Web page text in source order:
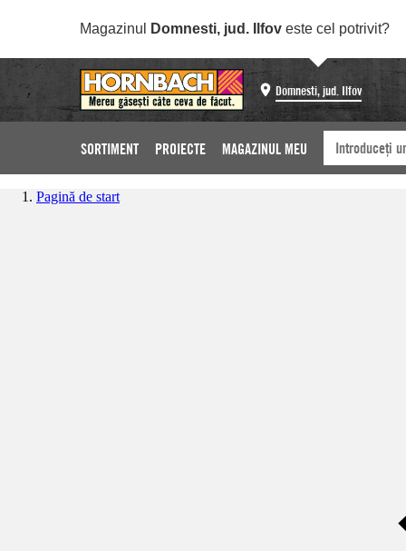
Magazinul Domnesti, jud. Ilfov este cel potrivit?
Domnesti, jud. Ilfov
SORTIMENT PROIECTE MAGAZINUL MEU
Pagină de start